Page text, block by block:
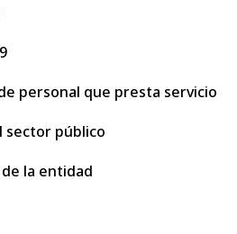
personal que presta servicio
sector público
la entidad